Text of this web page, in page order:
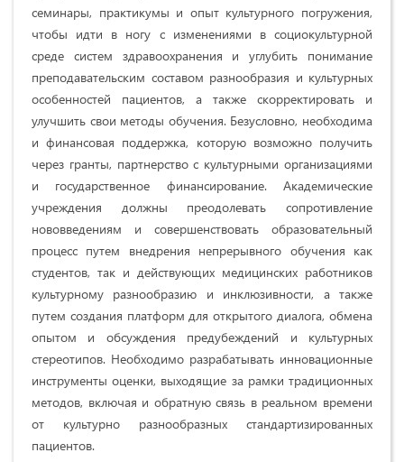
семинары, практикумы и опыт культурного погружения,
чтобы идти в ногу с изменениями в социокультурной
среде систем здравоохранения и углубить понимание
преподавательским составом разнообразия и культурных
особенностей пациентов, а также скорректировать и
улучшить свои методы обучения. Безусловно, необходима
и финансовая поддержка, которую возможно получить
через гранты, партнерство с культурными организациями
и государственное финансирование. Академические
учреждения должны преодолевать сопротивление
нововведениям и совершенствовать образовательный
процесс путем внедрения непрерывного обучения как
студентов, так и действующих медицинских работников
культурному разнообразию и инклюзивности, а также
путем создания платформ для открытого диалога, обмена
опытом и обсуждения предубеждений и культурных
стереотипов. Необходимо разрабатывать инновационные
инструменты оценки, выходящие за рамки традиционных
методов, включая и обратную связь в реальном времени
от культурно разнообразных стандартизированных
пациентов.